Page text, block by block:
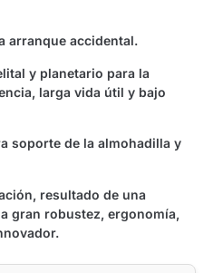
arranque accidental.
y planetario para la
larga vida útil y bajo
soporte de la almohadilla y
resultado de una
gran robustez, ergonomía,